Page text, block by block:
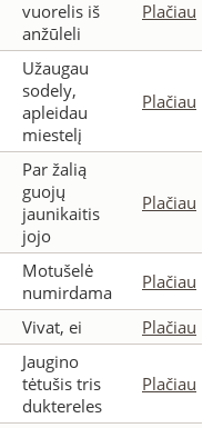
vuorelis iš
anžūleli
Plačiau
Užaugau
sodely,
apleidau
miestelį
Plačiau
Par žalią
guojų
jaunikaitis
jojo
Plačiau
Motušelė
numirdama
Plačiau
Vivat, ei Plačiau
Jaugino
tėtušis tris
duktereles
Plačiau